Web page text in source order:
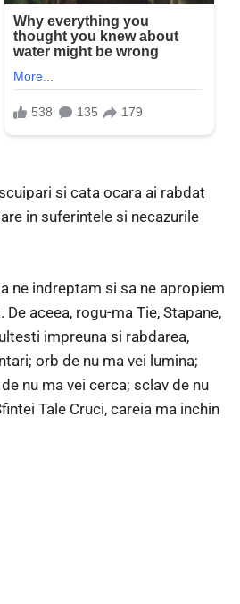
si cata ocara ai rabdat
in suferintele si necazurile
ne indreptam si sa ne apropiem
aceea, rogu-ma Tie, Stapane,
impreuna si rabdarea,
orb de nu ma vei lumina;
nu ma vei cerca; sclav de nu
Tale Cruci, careia ma inchin